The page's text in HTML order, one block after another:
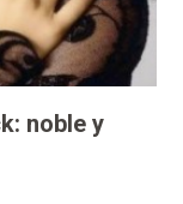
noble y